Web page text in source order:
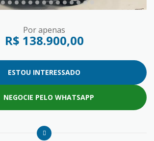
Por apenas
R$ 138.900,00
ESTOU INTERESSADO
NEGOCIE PELO WHATSAPP